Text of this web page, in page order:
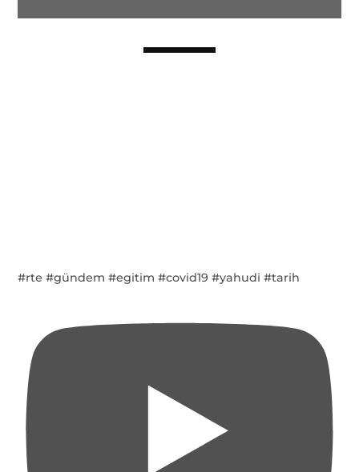
#rte #gündem #egitim #covid19 #yahudi #tarih